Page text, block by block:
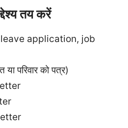
तय करें
application, job
परिवार को पत्र)